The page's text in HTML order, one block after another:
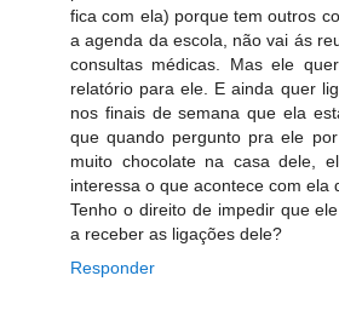
fica com ela) porque tem outros
a agenda da escola, não vai ás
consultas médicas. Mas ele
relatório para ele. E ainda quer
nos finais de semana que ela
que quando pergunto pra ele
muito chocolate na casa dele,
interessa o que acontece com ela
Tenho o direito de impedir que
a receber as ligações dele?
Responder